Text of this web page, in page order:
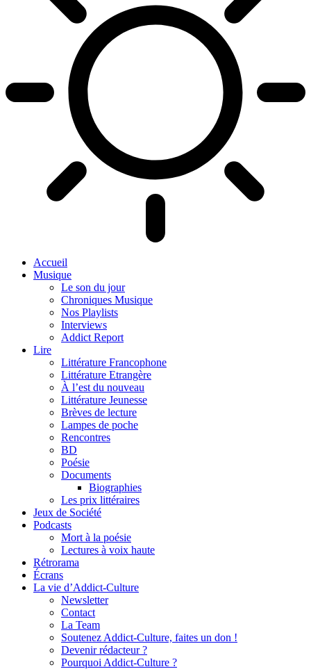
Accueil
Musique
Le son du jour
Chroniques Musique
Nos Playlists
Interviews
Addict Report
Lire
Littérature Francophone
Littérature Etrangère
À l’est du nouveau
Littérature Jeunesse
Brèves de lecture
Lampes de poche
Rencontres
BD
Poésie
Documents
Biographies
Les prix littéraires
Jeux de Société
Podcasts
Mort à la poésie
Lectures à voix haute
Rétrorama
Écrans
La vie d’Addict-Culture
Newsletter
Contact
La Team
Soutenez Addict-Culture, faites un don !
Devenir rédacteur ?
Pourquoi Addict-Culture ?